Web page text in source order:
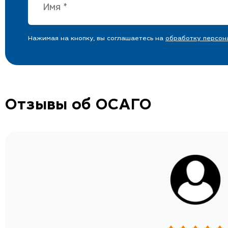
Нажимая на кнопку, вы соглашаетесь на обработку
Отзывы об ОСАГО